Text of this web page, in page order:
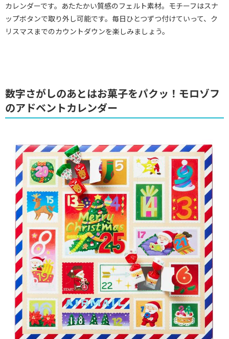
カレンダーです。あたたかい質感のフェルト素材。モチーフはスナ
ップボタンで取り外し可能です。毎日ひとつずつ付けていって、ク
リスマスまでのカウントダウンを楽しみましょう。
数字さがしのあとはお菓子をパクッ！モロゾフ
のアドベントカレンダー